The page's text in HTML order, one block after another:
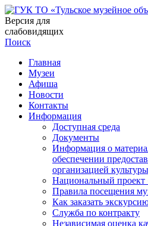
Версия для
слабовидящих
Поиск
Главная
Музеи
Афиша
Новости
Контакты
Информация
Доступная среда
Документы
Информация о
обеспечении
организацией культуры
Национальный проект
Правила посещения
Как заказать
Служба по контракту
Независимая оценка